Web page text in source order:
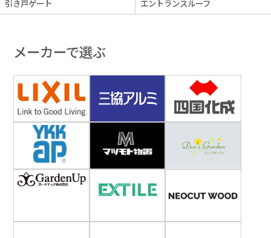
引き戸ゲート エントランスルーフ
メーカーで選ぶ